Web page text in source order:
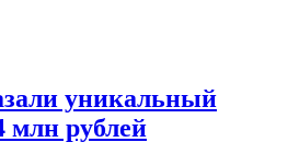
уникальный
млн рублей